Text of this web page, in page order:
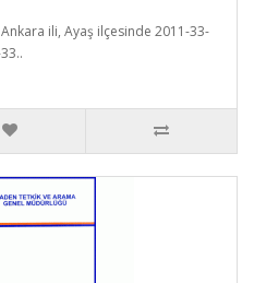
ili, Ayaş ilçesinde 2011-33-